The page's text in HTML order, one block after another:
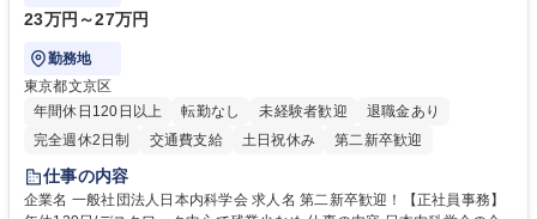
23万円～27万円
勤務地
東京都文京区
年間休日120日以上
転勤なし 未経験者歓迎
退職金あり
完全週休2日制
交通費支給 土日祝休み 第二新卒歓迎
仕事の内容
企業名 一般社団法人日本内科学会 求人名 第二新卒歓迎！【正社員事務】